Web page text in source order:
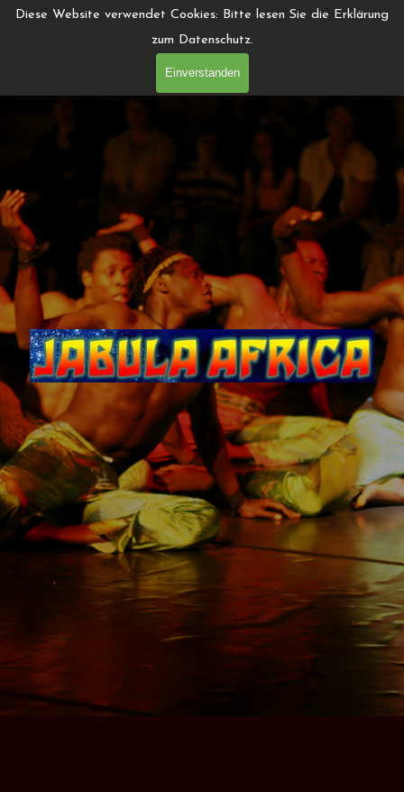
Diese Website verwendet Cookies: Bitte lesen Sie die Erklärung
zum Datenschutz.
Einverstanden
Direkt zum Seiteninhalt